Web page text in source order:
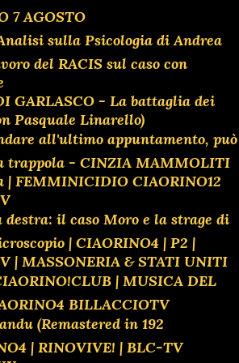
7 AGOSTO
sulla Psicologia di Andrea
del RACIS sul caso con
GARLASCO - La battaglia dei
Pasquale Linarello)
all'ultimo appuntamento, può
trappola - CINZIA MAMMOLITI
| FEMMINICIDIO CIAORINO12
destra: il caso Moro e la strage di
| CIAORINO4 | P2 |
| MASSONERIA & STATI UNITI
| MUSICA DEL
BILLACCIOTV
(Remastered in 192
| RINOVIVE! | BLC-TV